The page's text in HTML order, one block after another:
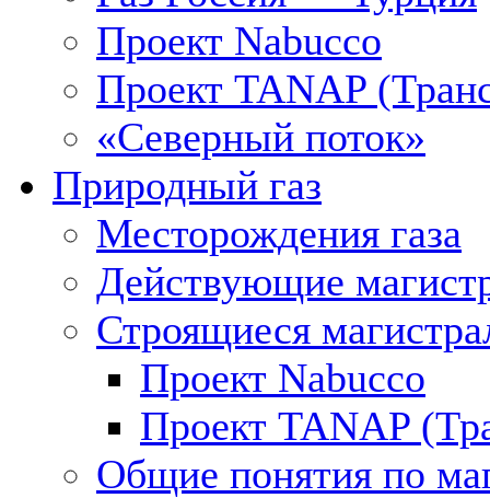
Проект Nabucco
Проект TANAP
«Северный поток»
Природный газ
Месторождения газа
Действующие
Строящиеся
Проект Nabucco
Проект TANAP
Общие понятия по